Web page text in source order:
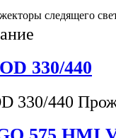
следящего
330/440
330/440